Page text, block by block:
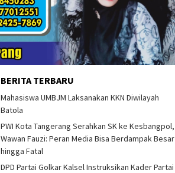
BERITA TERBARU
Mahasiswa UMBJM Laksanakan KKN Diwilayah
Batola
PWI Kota Tangerang Serahkan SK ke Kesbangpol,
Wawan Fauzi: Peran Media Bisa Berdampak Besar
hingga Fatal
DPD Partai Golkar Kalsel Instruksikan Kader Partai